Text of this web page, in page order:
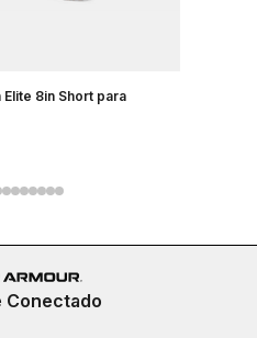
Elite 8in Short para
Conectado